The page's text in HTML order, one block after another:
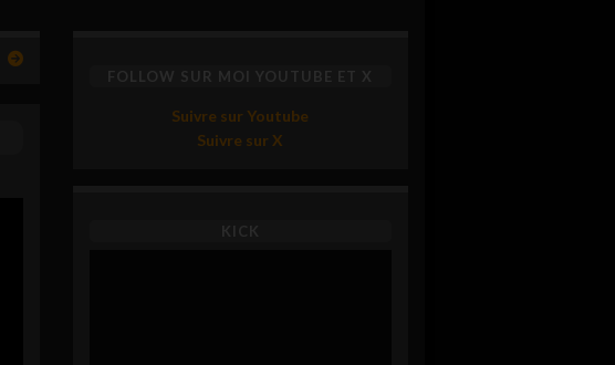
FOLLOW SUR MOI YOUTUBE ET X
Suivre sur Youtube
Suivre sur X
KICK